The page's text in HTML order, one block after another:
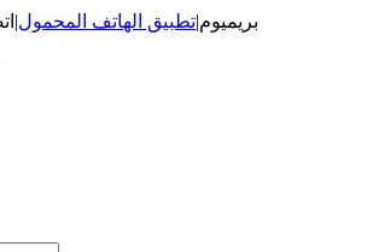
بريميوم|تطبيق الهاتف المحمول|